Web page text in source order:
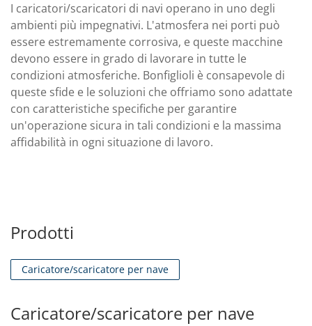
I caricatori/scaricatori di navi operano in uno degli
ambienti più impegnativi. L'atmosfera nei porti può
essere estremamente corrosiva, e queste macchine
devono essere in grado di lavorare in tutte le
condizioni atmosferiche. Bonfiglioli è consapevole di
queste sfide e le soluzioni che offriamo sono adattate
con caratteristiche specifiche per garantire
un'operazione sicura in tali condizioni e la massima
affidabilità in ogni situazione di lavoro.
Prodotti
Caricatore/scaricatore per nave
Caricatore/scaricatore per nave